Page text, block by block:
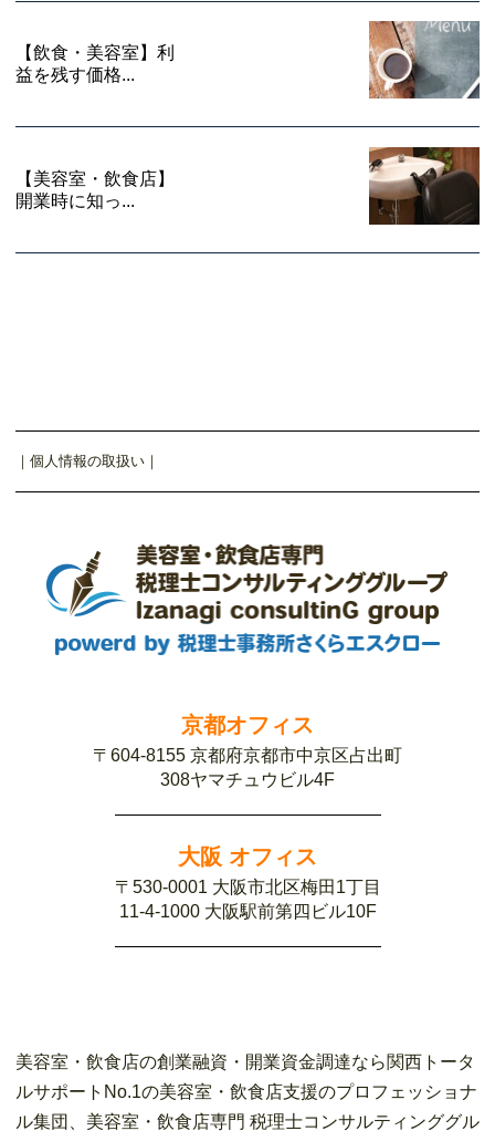
【飲食・美容室】利
益を残す価格...
【美容室・飲食店】
開業時に知っ...
｜ 個人情報の取扱い ｜
京都オフィス
〒604-8155 京都府京都市中京区占出町
308ヤマチュウビル4F
大阪 オフィス
〒530-0001 大阪市北区梅田1丁目
11-4-1000 大阪駅前第四ビル10F
美容室・飲食店の創業融資・開業資金調達なら関西トータ
ルサポートNo.1の美容室・飲食店支援のプロフェッショナ
ル集団、美容室・飲食店専門 税理士コンサルティンググル